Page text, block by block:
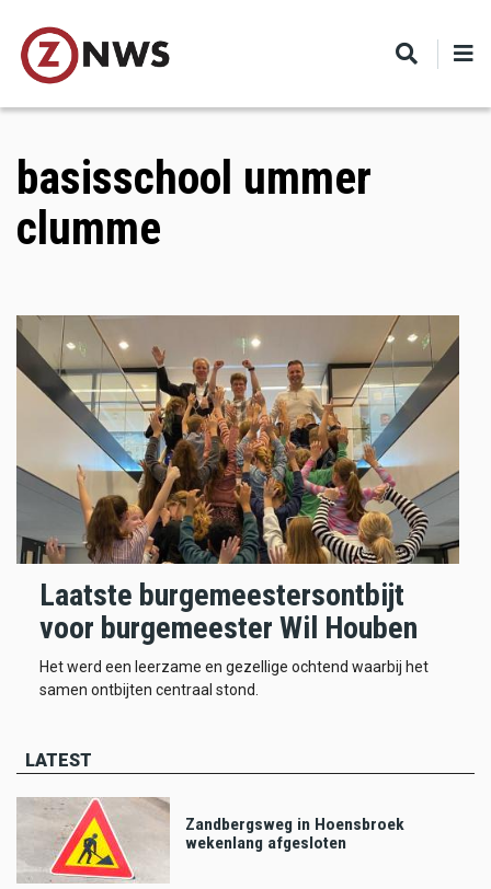
main
content
basisschool ummer
clumme
Laatste burgemeestersontbijt
voor burgemeester Wil Houben
Het werd een leerzame en gezellige ochtend waarbij het
samen ontbijten centraal stond.
LATEST
Zandbergsweg in Hoensbroek
wekenlang afgesloten